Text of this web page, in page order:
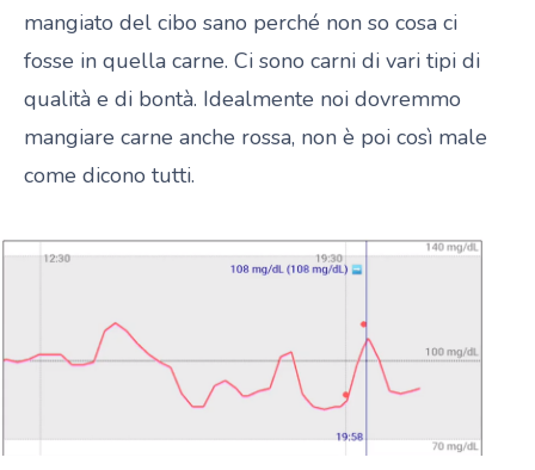
mangiato del cibo sano perché non so cosa ci
fosse in quella carne. Ci sono carni di vari tipi di
qualità e di bontà. Idealmente noi dovremmo
mangiare carne anche rossa, non è poi così male
come dicono tutti.